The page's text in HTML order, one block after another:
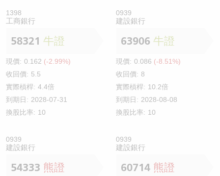
1398
工商銀行
58321 牛證
現價: 0.162 (-2.99%)
收回價: 5.5
實際槓桿: 4.4倍
到期日: 2028-07-31
換股比率: 10
0939
建設銀行
63906 牛證
現價: 0.086 (-8.51%)
收回價: 8
實際槓桿: 10.2倍
到期日: 2028-08-08
換股比率: 10
0939
建設銀行
54333 熊證
0939
建設銀行
60714 熊證